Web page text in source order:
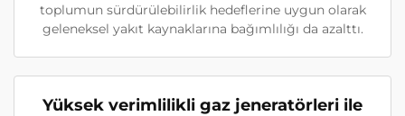
toplumun sürdürülebilirlik hedeflerine uygun olarak
geleneksel yakıt kaynaklarına bağımlılığı da azalttı.
Yüksek verimlilikli gaz jeneratörleri ile